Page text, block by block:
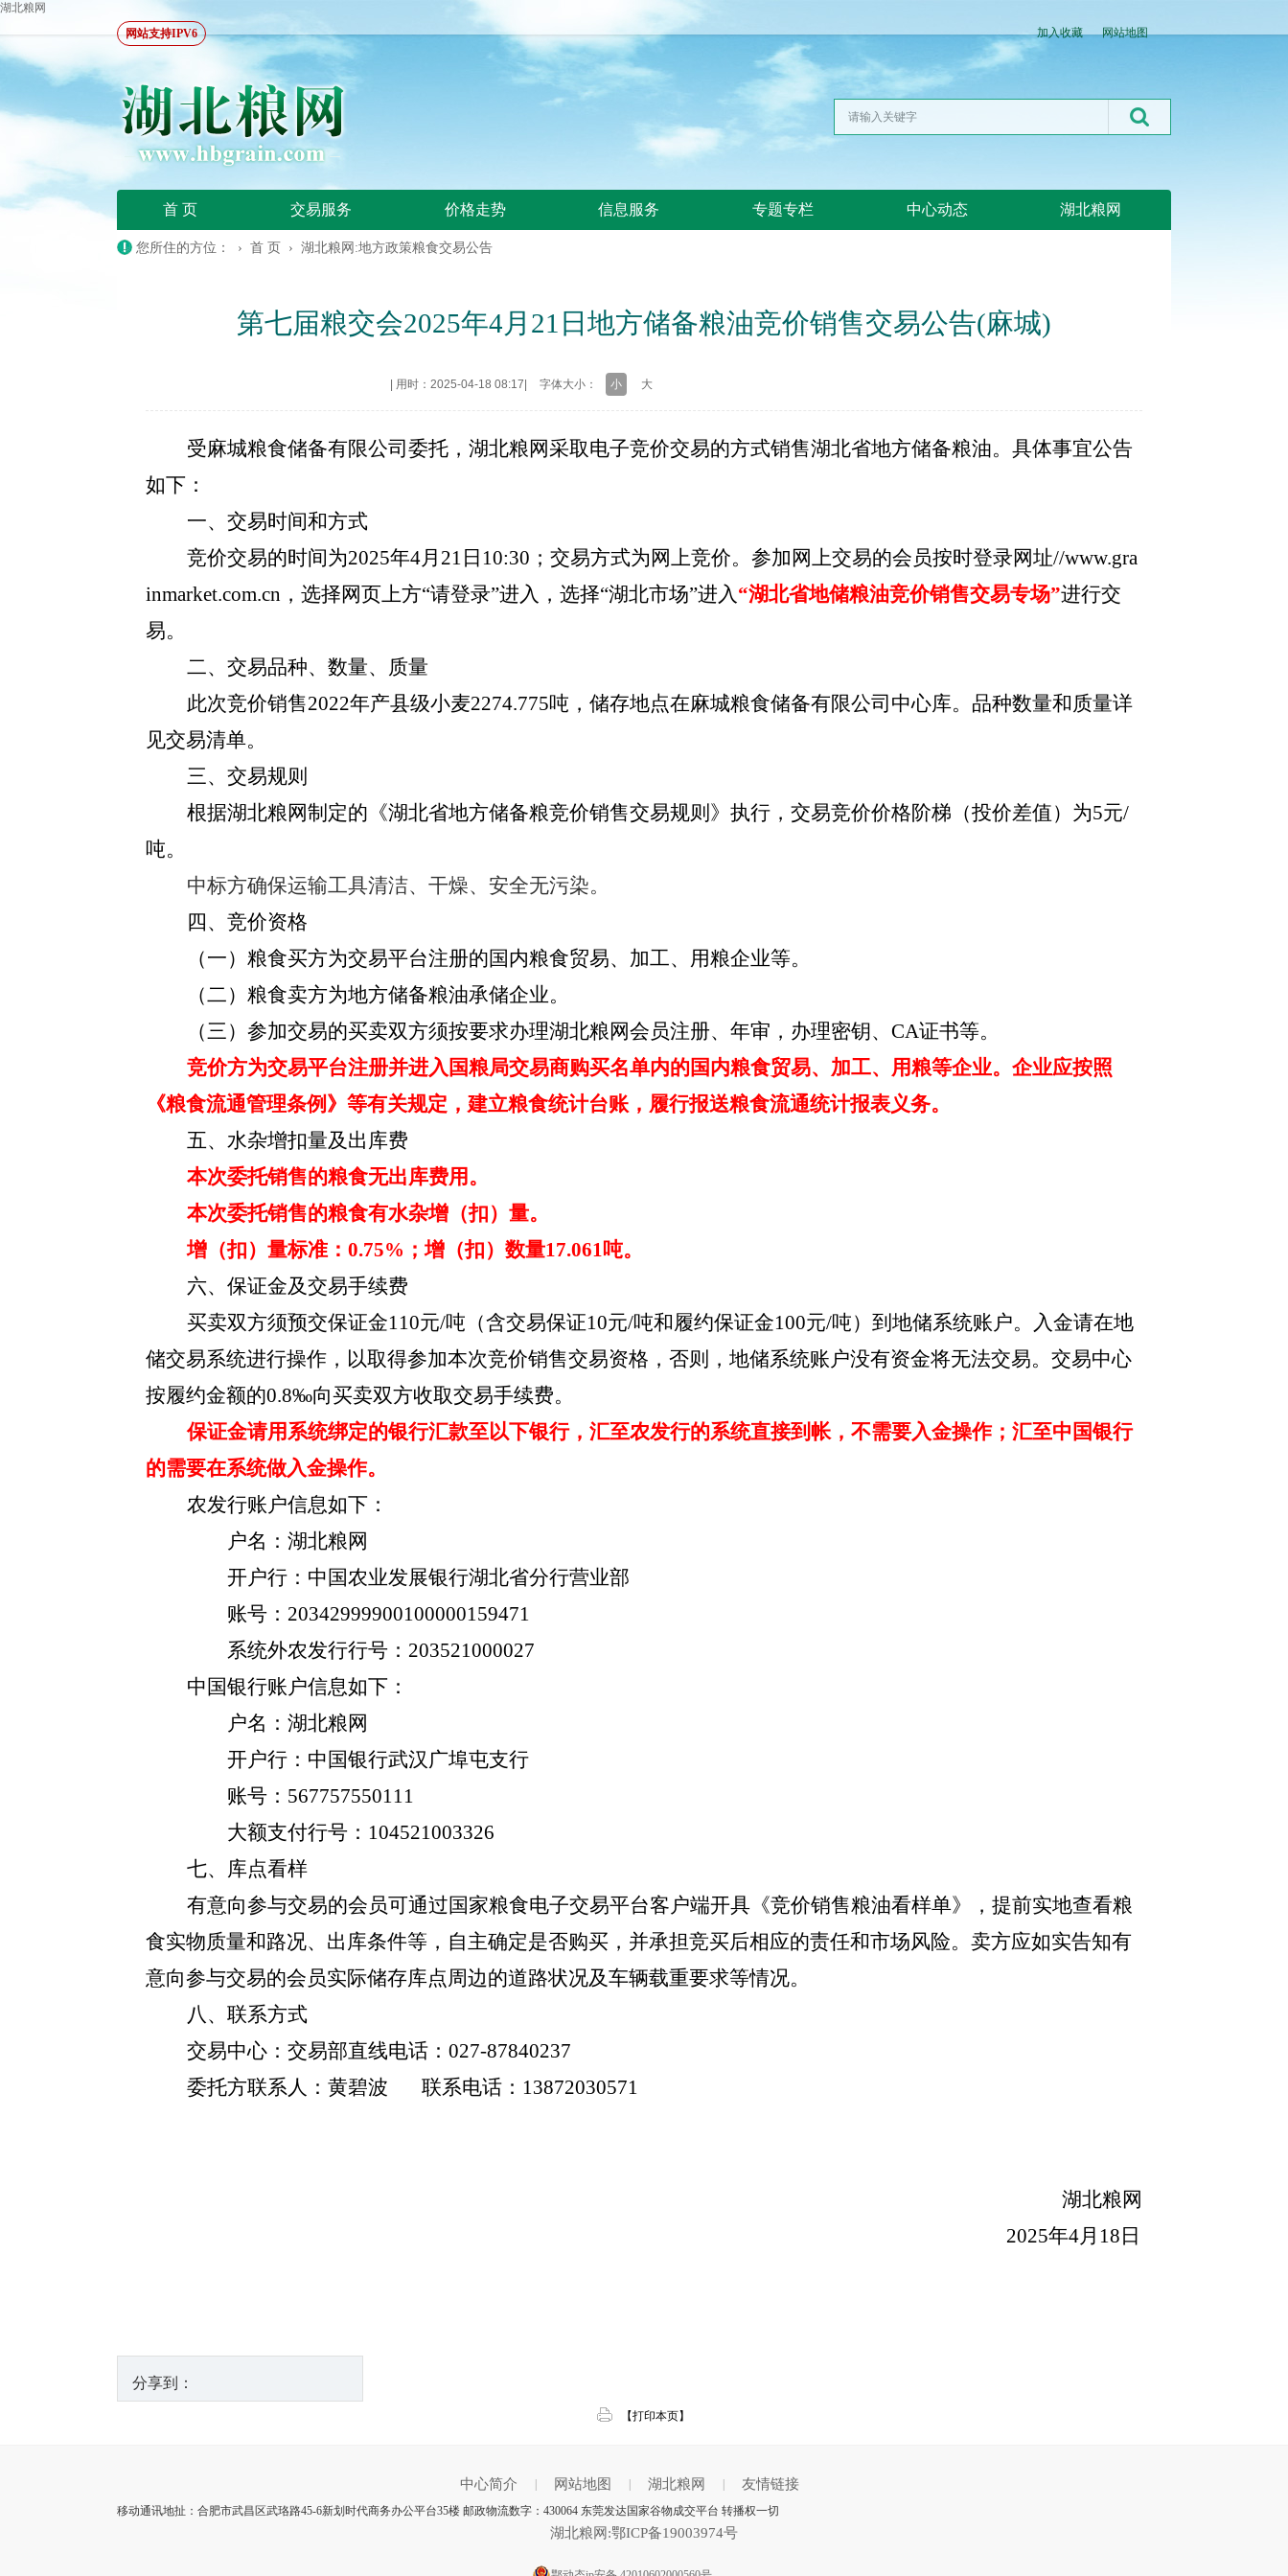
湖北粮网
网站支持IPV6
加入收藏 网站地图
首 页 交易服务 价格走势 信息服务 专题专栏 中心动态 湖北粮网
您所住的方位： › 首 页 › 湖北粮网:地方政策粮食交易公告
第七届粮交会2025年4月21日地方储备粮油竞价销售交易公告(麻城)
用时：2025-04-18 08:17 字体大小： 小 大
受麻城粮食储备有限公司委托，湖北粮网采取电子竞价交易的方式销售湖北省地方储备粮油。具体事宜公告
如下：
一、交易时间和方式
竞价交易的时间为2025年4月 21 日 10:30；交易方式为网上竞价。参加网上交易的会员按时登录网址//www.gra
inmarket.com.cn，选择网页上方“请登录”进入，选择“湖北市场”进入“湖北省地储粮油竞价销售交易专场”进行交
易。
二、交易品种、数量、质量
此次竞价销售2022年产县级小麦2274.775吨，储存地点在麻城粮食储备有限公司中心库。品种数量和质量详
见交易清单。
三、交易规则
根据湖北粮网制定的《湖北省地方储备粮竞价销售交易规则》执行，交易竞价价格阶梯（投价差值）为5元/
吨。
中标方确保运输工具清洁、干燥、安全无污染。
四、竞价资格
（一）粮食买方为交易平台注册的国内粮食贸易、加工、用粮企业等。
（二）粮食卖方为地方储备粮油承储企业。
（三）参加交易的买卖双方须按要求办理湖北粮网会员注册、年审，办理密钥、 CA证书等。
竞价方为交易平台注册并进入国粮局交易商购买名单内的国内粮食贸易、加工、用粮等企业。企业应按照
《粮食流通管理条例》等有关规定，建立粮食统计台账，履行报送粮食流通统计报表义务。
五、水杂增扣量及出库费
本次委托销售的粮食无出库费用。
本次委托销售的粮食有水杂增（扣）量。
增（扣）量标准： 0.75%；增（扣）数量17.061吨。
六、保证金及交易手续费
买卖双方须预交保证金110元/吨（含交易保证10元/吨和履约保证金100元/吨）到地储系统账户。入金请在地
储交易系统进行操作，以取得参加本次竞价销售交易资格，否则，地储系统账户没有资金将无法交易。交易中心
按履约金额的0.8‰向买卖双方收取交易手续费。
保证金请用系统绑定的银行汇款至以下银行，汇至农发行的系统直接到帐，不需要入金操作；汇至中国银行
的需要在系统做入金操作。
农发行账户信息如下：
户名：湖北粮网
开户行：中国农业发展银行湖北省分行营业部
账号： 20342999900100000159471
系统外农发行行号： 203521000027
中国银行账户信息如下：
户名：湖北粮网
开户行：中国银行武汉广埠屯支行
账号： 567757550111
大额支付行号： 104521003326
七、库点看样
有意向参与交易的会员可通过国家粮食电子交易平台客户端开具《竞价销售粮油看样单》，提前实地查看粮
食实物质量和路况、出库条件等，自主确定是否购买，并承担竞买后相应的责任和市场风险。卖方应如实告知有
意向参与交易的会员实际储存库点周边的道路状况及车辆载重要求等情况。
八、联系方式
交易中心： 交易部直线电话： 027-87840237
委托方联系人：黄碧波 联系电话： 13872030571
湖北粮网
2025年4月 18 日
分享到：
【打印本页】
中心简介 网站地图 湖北粮网 友情链接
移动通讯地扯：合肥市武昌区武珞路45-6新划时代商务办公平台35楼 邮政物流数字：430064 东莞发达国家谷物成交平台 转播权一切
湖北粮网:鄂ICP备19003974号